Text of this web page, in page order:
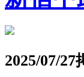
2025/07/27